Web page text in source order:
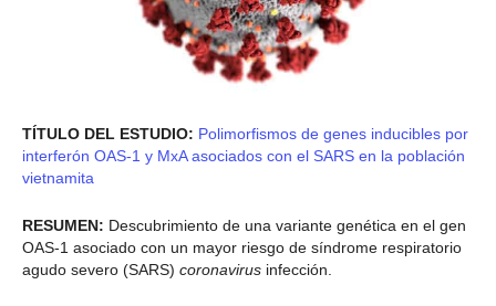
TÍTULO DEL ESTUDIO: Polimorfismos de genes inducibles por
interferón OAS-1 y MxA asociados con el SARS en la población
vietnamita
RESUMEN: Descubrimiento de una variante genética en el gen
OAS-1 asociado con un mayor riesgo de síndrome respiratorio
agudo severo (SARS) coronavirus infección.